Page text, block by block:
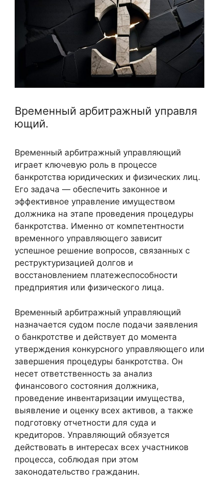
Временный арбитражный управля
ющий.
Временный арбитражный управляющий
играет ключевую роль в процессе
банкротства юридических и физических лиц.
Его задача — обеспечить законное и
эффективное управление имуществом
должника на этапе проведения процедуры
банкротства. Именно от компетентности
временного управляющего зависит
успешное решение вопросов, связанных с
реструктуризацией долгов и
восстановлением платежеспособности
предприятия или физического лица.
Временный арбитражный управляющий
назначается судом после подачи заявления
о банкротстве и действует до момента
утверждения конкурсного управляющего или
завершения процедуры банкротства. Он
несет ответственность за анализ
финансового состояния должника,
проведение инвентаризации имущества,
выявление и оценку всех активов, а также
подготовку отчетности для суда и
кредиторов. Управляющий обязуется
действовать в интересах всех участников
процесса, соблюдая при этом
законодательство гражданин.